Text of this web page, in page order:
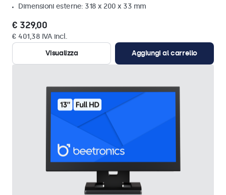
Dimensioni esterne: 318 x 200 x 33 mm
€ 329,00
€ 401,38 IVA incl.
Visualizza
Aggiungi al carrello